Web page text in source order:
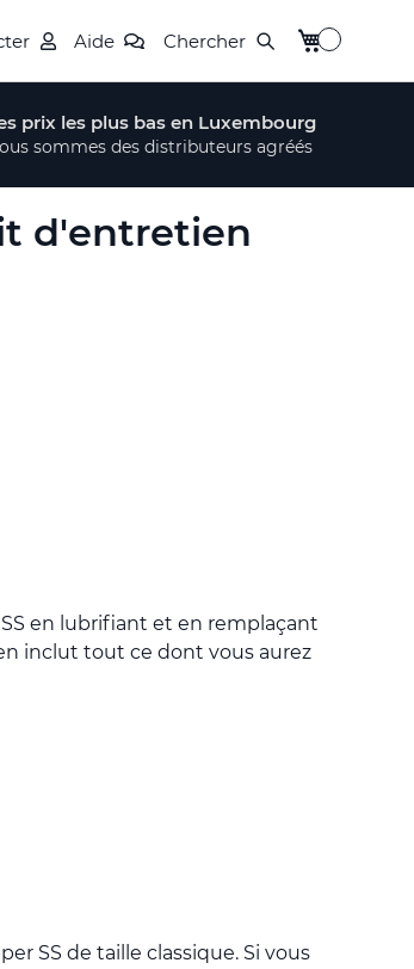
Aide Chercher Mon panier
prix les plus bas en Luxembourg
sommes des distributeurs agréés
d'entretien
en lubrifiant et en remplaçant
inclut tout ce dont vous aurez
SS de taille classique. Si vous